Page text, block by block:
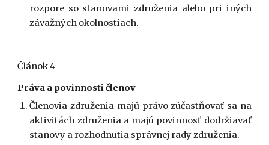
rozpore so stanovami združenia alebo pri iných
závažných okolnostiach.
Článok 4
Práva a povinnosti členov
Členovia združenia majú právo zúčastňovať sa na
aktivitách združenia a majú povinnosť dodržiavať
stanovy a rozhodnutia správnej rady združenia.